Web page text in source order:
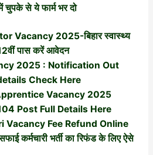
चुपके से ये फार्म भर दो
Vacancy 2025-बिहार स्वास्थ्य
पास करें आवेदन
2025 : Notification Out
Check Here
Vacancy 2025
Post Full Details Here
Vacancy Fee Refund Online
कर्मचारी भर्ती का रिफंड के लिए ऐसे